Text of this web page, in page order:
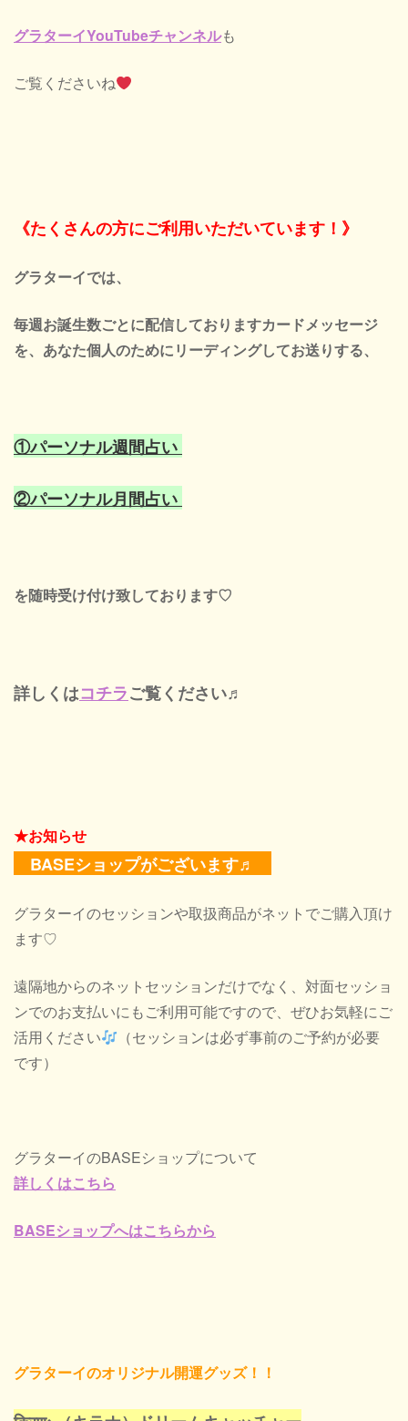
グラターイYouTubeチャンネルも
ご覧くださいね
《たくさんの方にご利用いただいています！》
グラターイでは、
毎週お誕生数ごとに配信しておりますカードメッセージ
を、 あなた個人のためにリーディングしてお送りする、
①パーソナル週間占い
②パーソナル月間占い
を随時受け付け致しております♡
詳しくはコチラご覧ください♬
★お知らせ
BASEショップがございます♬
グラターイのセッションや取扱商品がネットでご購入頂け
ます♡
遠隔地からのネットセッションだけでなく、対面セッショ
ンでのお支払いにもご利用可能ですので、ぜひお気軽にご
活用ください
（セッションは必ず事前のご予約が必要
です）
グラターイのBASEショップについて
詳しくはこちら
BASEショップへはこちらから
グラターイのオリジナル開運グッズ！！